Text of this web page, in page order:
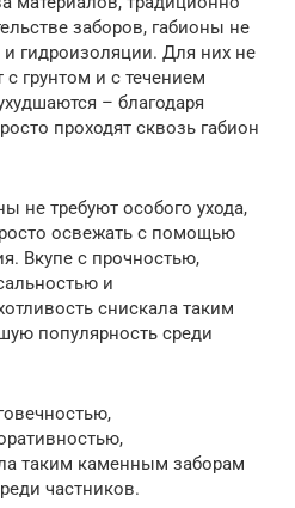
заборов, габионы не
гидроизоляции. Для них не
грунтом и с течением
– благодаря
проходят сквозь габион
не требуют особого ухода,
освежать с помощью
Вкупе с прочностью,
и
снискала таким
популярность среди
таким каменным заборам
частников.